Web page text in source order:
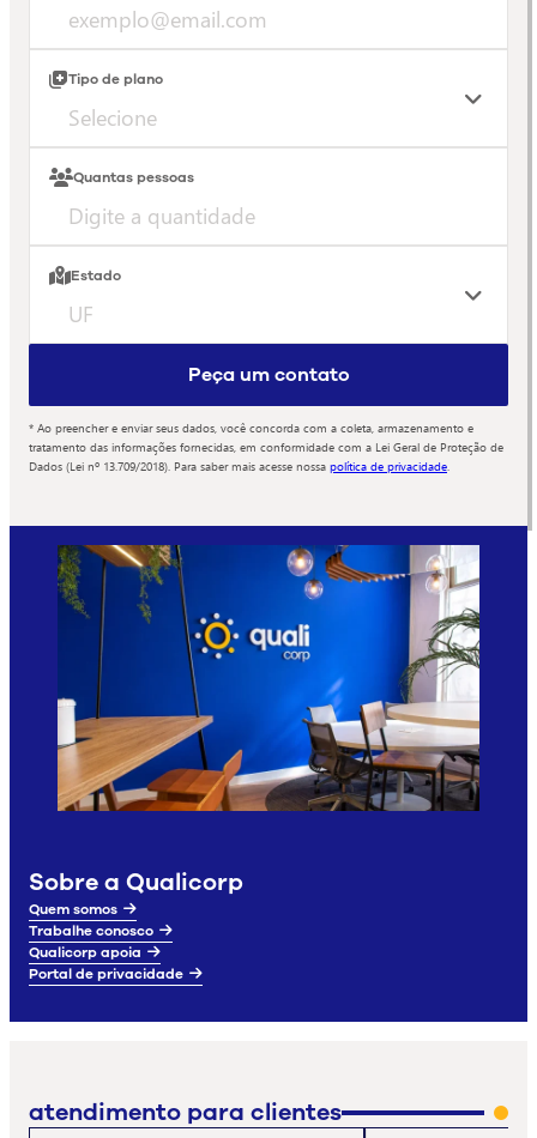
Tipo de plano
Quantas pessoas
Estado
* Ao preencher e enviar seus dados, você concorda com a coleta, armazenamento e
tratamento das informações fornecidas, em conformidade com a Lei Geral de Proteção de
Dados (Lei nº 13.709/2018). Para saber mais acesse nossa política de privacidade
Peça um contato
Sobre a Qualicorp
Quem somos
Trabalhe conosco
Qualicorp apoia
Portal de privacidade
atendimento para clientes